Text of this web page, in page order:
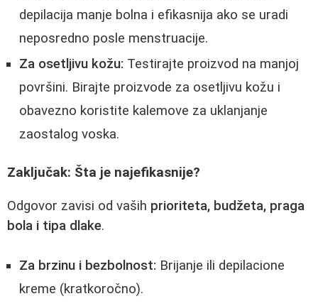
depilacija manje bolna i efikasnija ako se uradi
neposredno posle menstruacije.
Za osetljivu kožu: Testirajte proizvod na manjoj
površini. Birajte proizvode za osetljivu kožu i
obavezno koristite kalemove za uklanjanje
zaostalog voska.
Zaključak: Šta je najefikasnije?
Odgovor zavisi od vaših prioriteta, budžeta, praga
bola i tipa dlake.
Za brzinu i bezbolnost: Brijanje ili depilacione
kreme (kratkoročno).